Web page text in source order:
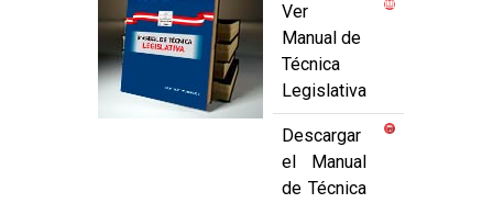
Ver
Manual de
Técnica
Legislativa
Descargar
el Manual
de Técnica